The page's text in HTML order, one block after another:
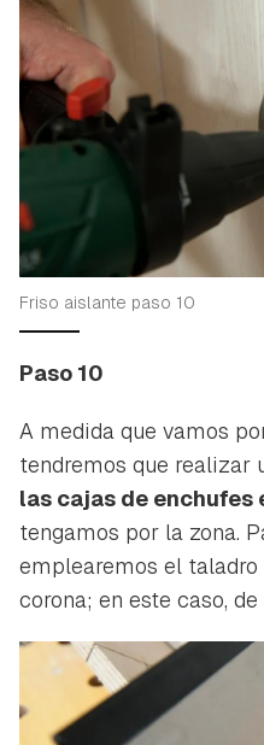
Friso aislante paso 10
Paso 10
A medida que vamos
tendremos que realizar
las cajas de enchufes
tengamos por la zona.
emplearemos el taladro
corona; en este caso,